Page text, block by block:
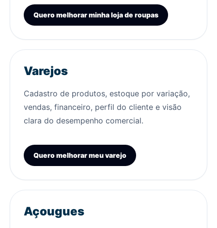
Quero melhorar minha loja de roupas
Varejos
Cadastro de produtos, estoque por variação,
vendas, financeiro, perfil do cliente e visão
clara do desempenho comercial.
Quero melhorar meu varejo
Açougues